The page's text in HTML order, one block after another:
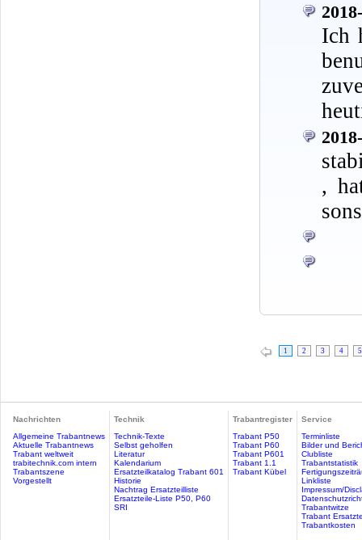
Ich
,
1 2 3 4 5
Nachrichten
Allgemeine Trabantnews
Aktuelle Trabantnews
Trabant weltweit
trabitechnik.com intern
Trabantszene
Vorgestellt
Technik
Technik-Texte
Selbst geholfen
Literatur
Kalendarium
Ersatzteilkatalog Trabant 601
Historie
Nachtrag Ersatzteilliste
Ersatzteile-Liste P50, P60
SRI
Trabantregister
Trabant P50
Trabant P60
Trabant P601
Trabant 1.1
Trabant Kübel
Service
Terminliste
Bilder und
Clubliste
Trabantstatistik
Linkliste
Impressum/
Trabantwitze
Trabant
Trabantkosten